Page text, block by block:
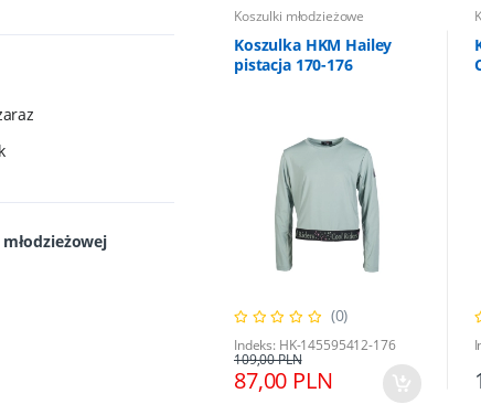
Koszulki młodzieżowe
Koszulka HKM Hailey
pistacja 170-176
(0)
Indeks: HK-145595412-176
87,00 PLN
109,00 PLN